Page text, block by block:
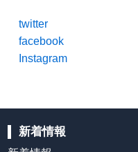
twitter
facebook
Instagram
新着情報